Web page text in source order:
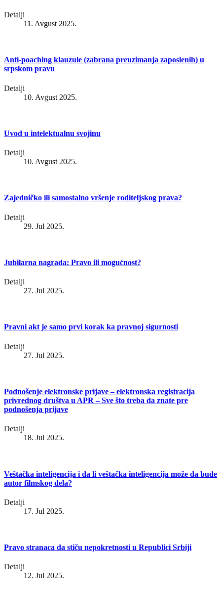
Detalji
11. Avgust 2025.
Anti-poaching klauzule (zabrana preuzimanja zaposlenih) u
srpskom pravu
Detalji
10. Avgust 2025.
Uvod u intelektualnu svojinu
Detalji
10. Avgust 2025.
Zajedničko ili samostalno vršenje roditeljskog prava?
Detalji
29. Jul 2025.
Jubilarna nagrada: Pravo ili mogućnost?
Detalji
27. Jul 2025.
Pravni akt je samo prvi korak ka pravnoj sigurnosti
Detalji
27. Jul 2025.
Podnošenje elektronske prijave – elektronska registracija
privrednog društva u APR – Sve što treba da znate pre
podnošenja prijave
Detalji
18. Jul 2025.
Veštačka inteligencija i da li veštačka inteligencija može da bude
autor filmskog dela?
Detalji
17. Jul 2025.
Pravo stranaca da stiču nepokretnosti u Republici Srbiji
Detalji
12. Jul 2025.